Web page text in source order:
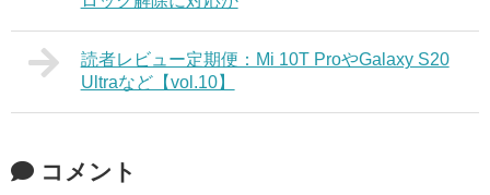
読者レビュー定期便：Mi 10T ProやGalaxy S20
Ultraなど【vol.10】
コメント